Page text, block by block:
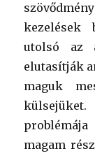
kezelések
utolsó az
elutasítják
maguk
külsejüket.
magam